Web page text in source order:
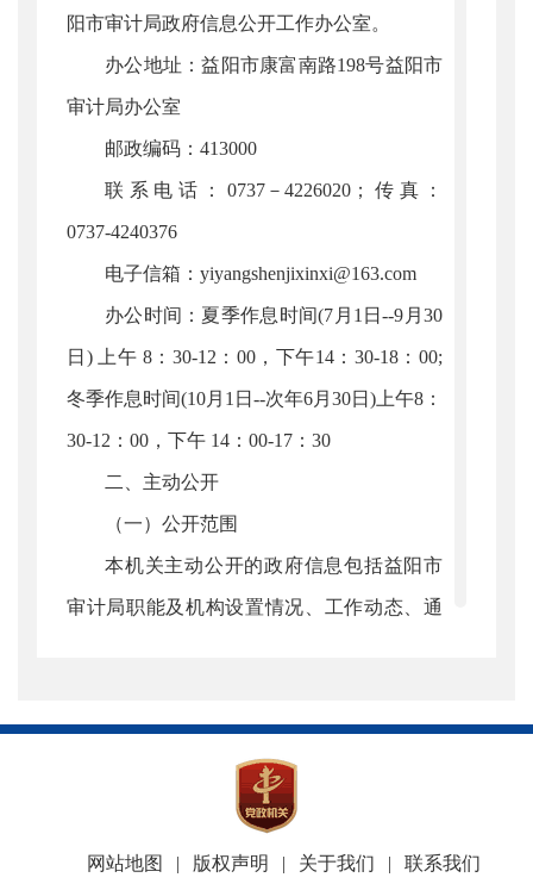
阳市审计局政府信息公开工作办公室。
办公地址：益阳市康富南路198号益阳市
审计局办公室
邮政编码：413000
联系电话：0737－4226020；传真：
0737-4240376
电子信箱：yiyangshenjixinxi@163.com
办公时间：夏季作息时间(7月1日--9月30
日) 上午 8：30-12：00，下午14：30-18：00;
冬季作息时间(10月1日--次年6月30日)上午8：
30-12：00，下午 14：00-17：30
二、主动公开
（一）公开范围
本机关主动公开的政府信息包括益阳市
审计局职能及机构设置情况、工作动态、通
（二）公开形式
本机关主动公开的政府信息主要在益阳
市审计局门户网站上公开。此外，还通过新
闻发布会以及报刊、广播、电视、微博微信
网站地图 | 版权声明 | 关于我们 | 联系我们